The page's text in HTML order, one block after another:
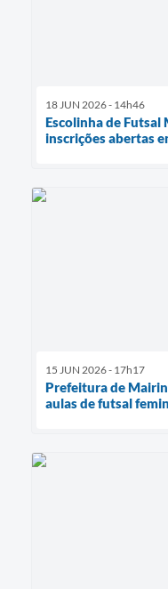
18 JUN 2026 - 14h46
Escolinha de Futsal
inscrições abertas
15 JUN 2026 - 17h17
Prefeitura de
aulas de futsal